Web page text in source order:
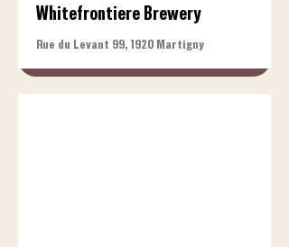
Whitefrontiere Brewery
Rue du Levant 99, 1920 Martigny